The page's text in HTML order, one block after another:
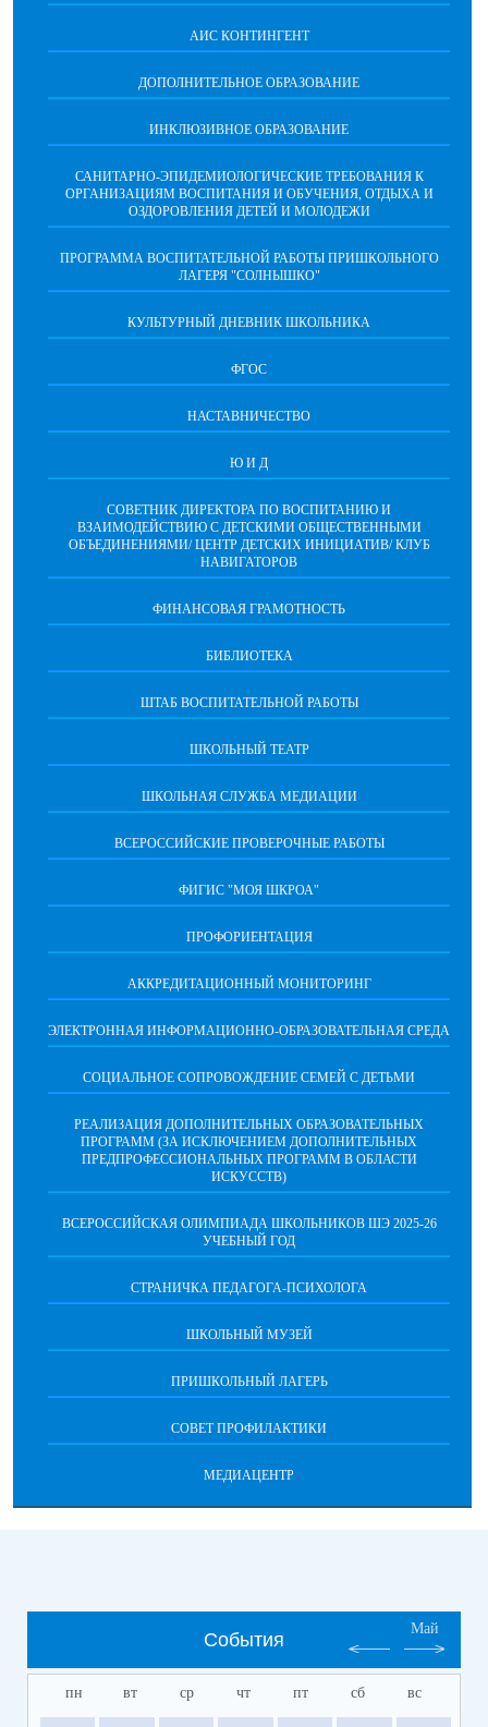
АИС КОНТИНГЕНТ
ДОПОЛНИТЕЛЬНОЕ ОБРАЗОВАНИЕ
ИНКЛЮЗИВНОЕ ОБРАЗОВАНИЕ
САНИТАРНО-ЭПИДЕМИОЛОГИЧЕСКИЕ ТРЕБОВАНИЯ К
ОРГАНИЗАЦИЯМ ВОСПИТАНИЯ И ОБУЧЕНИЯ, ОТДЫХА И
ОЗДОРОВЛЕНИЯ ДЕТЕЙ И МОЛОДЕЖИ
ПРОГРАММА ВОСПИТАТЕЛЬНОЙ РАБОТЫ ПРИШКОЛЬНОГО
ЛАГЕРЯ "СОЛНЫШКО"
КУЛЬТУРНЫЙ ДНЕВНИК ШКОЛЬНИКА
ФГОС
НАСТАВНИЧЕСТВО
Ю И Д
СОВЕТНИК ДИРЕКТОРА ПО ВОСПИТАНИЮ И
ВЗАИМОДЕЙСТВИЮ С ДЕТСКИМИ ОБЩЕСТВЕННЫМИ
ОБЪЕДИНЕНИЯМИ/ ЦЕНТР ДЕТСКИХ ИНИЦИАТИВ/ КЛУБ
НАВИГАТОРОВ
ФИНАНСОВАЯ ГРАМОТНОСТЬ
БИБЛИОТЕКА
ШТАБ ВОСПИТАТЕЛЬНОЙ РАБОТЫ
ШКОЛЬНЫЙ ТЕАТР
ШКОЛЬНАЯ СЛУЖБА МЕДИАЦИИ
ВСЕРОССИЙСКИЕ ПРОВЕРОЧНЫЕ РАБОТЫ
ФИГИС "МОЯ ШКРОА"
ПРОФОРИЕНТАЦИЯ
АККРЕДИТАЦИОННЫЙ МОНИТОРИНГ
ЭЛЕКТРОННАЯ ИНФОРМАЦИОННО-ОБРАЗОВАТЕЛЬНАЯ СРЕДА
СОЦИАЛЬНОЕ СОПРОВОЖДЕНИЕ СЕМЕЙ С ДЕТЬМИ
РЕАЛИЗАЦИЯ ДОПОЛНИТЕЛЬНЫХ ОБРАЗОВАТЕЛЬНЫХ
ПРОГРАММ (ЗА ИСКЛЮЧЕНИЕМ ДОПОЛНИТЕЛЬНЫХ
ПРЕДПРОФЕССИОНАЛЬНЫХ ПРОГРАММ В ОБЛАСТИ
ИСКУССТВ)
ВСЕРОССИЙСКАЯ ОЛИМПИАДА ШКОЛЬНИКОВ ШЭ 2025-26
УЧЕБНЫЙ ГОД
СТРАНИЧКА ПЕДАГОГА-ПСИХОЛОГА
ШКОЛЬНЫЙ МУЗЕЙ
ПРИШКОЛЬНЫЙ ЛАГЕРЬ
СОВЕТ ПРОФИЛАКТИКИ
МЕДИАЦЕНТР
События
Май
пн вт ср чт пт сб вс